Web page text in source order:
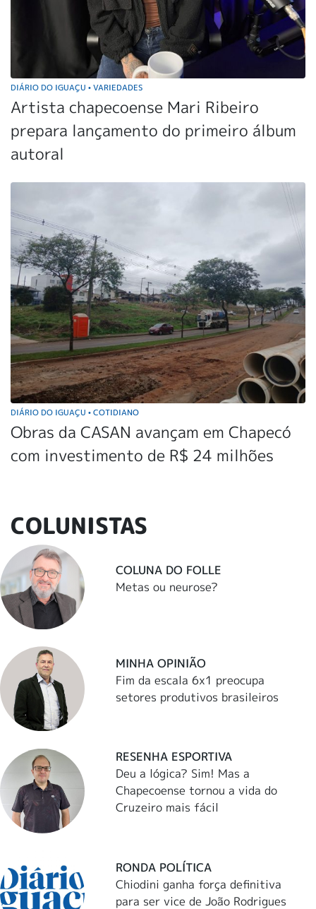
DIÁRIO DO IGUAÇU • VARIEDADES
Artista chapecoense Mari Ribeiro
prepara lançamento do primeiro álbum
autoral
DIÁRIO DO IGUAÇU • COTIDIANO
Obras da CASAN avançam em Chapecó
com investimento de R$ 24 milhões
COLUNISTAS
COLUNA DO FOLLE
Metas ou neurose?
MINHA OPINIÃO
Fim da escala 6x1 preocupa
setores produtivos brasileiros
RESENHA ESPORTIVA
Deu a lógica? Sim! Mas a
Chapecoense tornou a vida do
Cruzeiro mais fácil
RONDA POLÍTICA
Chiodini ganha força definitiva
para ser vice de João Rodrigues